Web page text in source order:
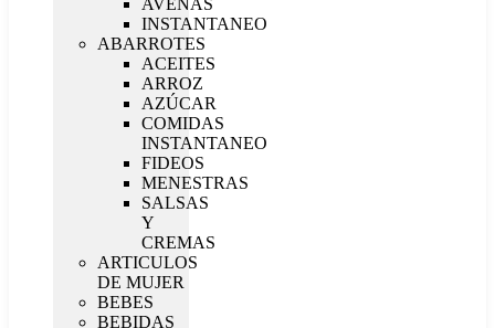
INSTANTANEO
ABARROTES
ACEITES
ARROZ
AZÚCAR
COMIDAS
INSTANTANEO
FIDEOS
MENESTRAS
SALSAS
Y
CREMAS
ARTICULOS
DE MUJER
BEBES
BEBIDAS